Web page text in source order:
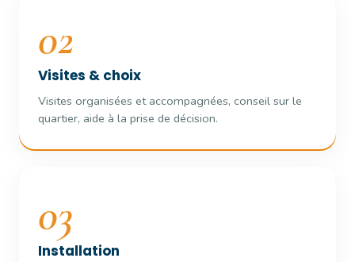
02
Visites & choix
Visites organisées et accompagnées, conseil sur le
quartier, aide à la prise de décision.
03
Installation